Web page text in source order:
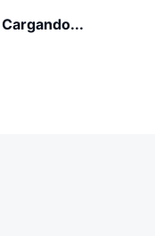
Cargando...